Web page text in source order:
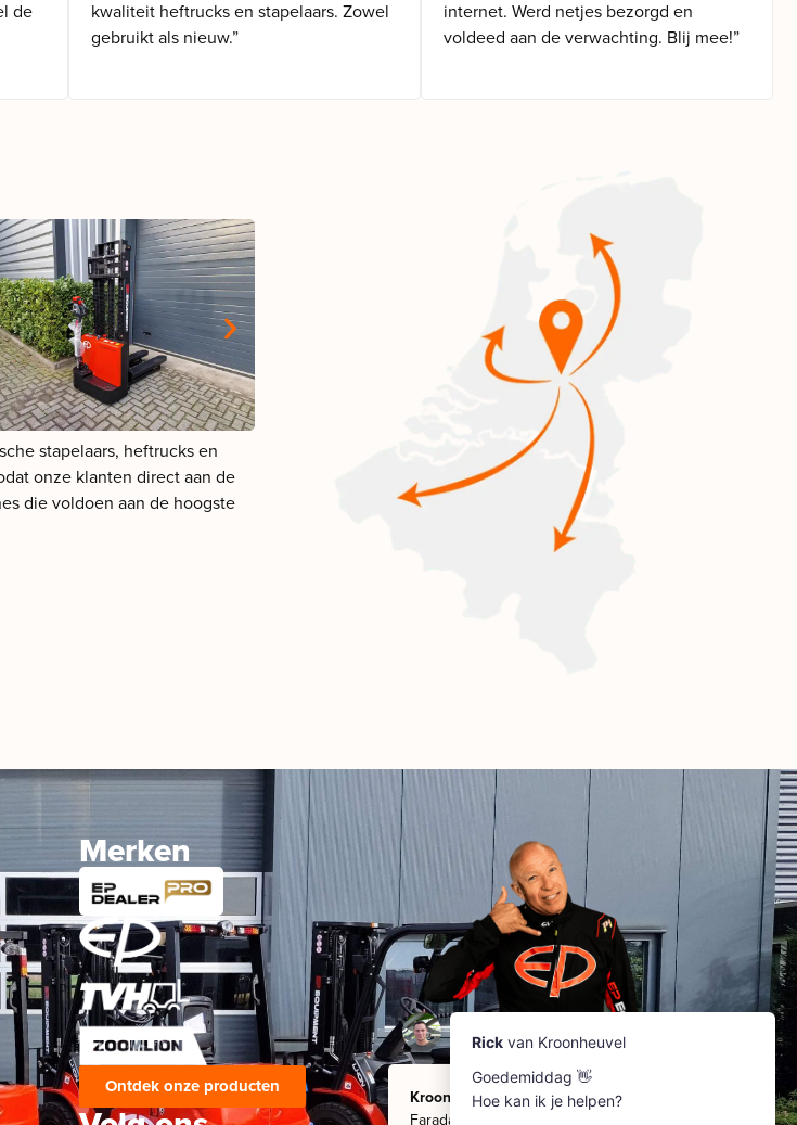
de
kwaliteit heftrucks en stapelaars. Zowel
gebruikt als nieuw.”
internet. Werd netjes bezorgd en
voldeed aan de verwachting. Blij mee!”
stapelaars, heftrucks en
onze klanten direct aan de
die voldoen aan de hoogste
Merken
Ontdek onze producten
Kroonheuvel
Faradaystraat 8